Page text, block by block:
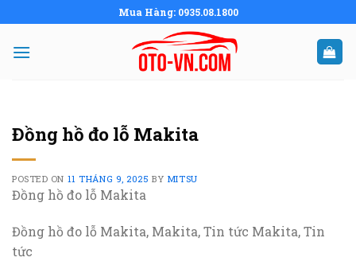
to
content
Mua Hàng: 0935.08.1800
Đồng hồ đo lỗ Makita
POSTED ON 11 THÁNG 9, 2025 BY MITSU
Đồng hồ đo lỗ Makita
Đồng hồ đo lỗ Makita, Makita, Tin tức Makita, Tin
tức